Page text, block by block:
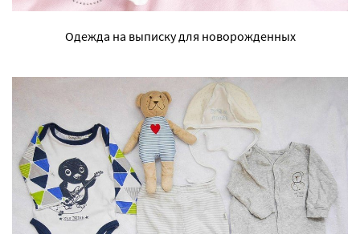
Одежда на выписку для новорожденных